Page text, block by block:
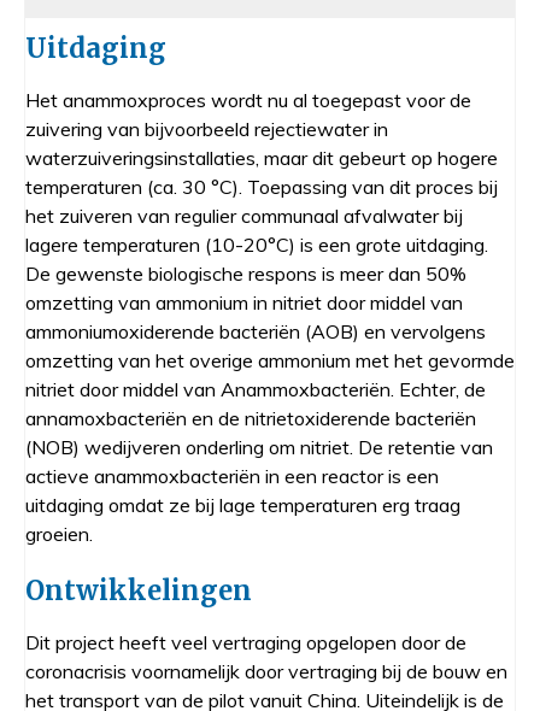
Uitdaging
Het anammoxproces wordt nu al toegepast voor de
zuivering van bijvoorbeeld rejectiewater in
waterzuiveringsinstallaties, maar dit gebeurt op hogere
temperaturen (ca. 30 °C). Toepassing van dit proces bij
het zuiveren van regulier communaal afvalwater bij
lagere temperaturen (10-20°C) is een grote uitdaging.
De gewenste biologische respons is meer dan 50%
omzetting van ammonium in nitriet door middel van
ammoniumoxiderende bacteriën (AOB) en vervolgens
omzetting van het overige ammonium met het gevormde
nitriet door middel van Anammoxbacteriën. Echter, de
annamoxbacteriën en de nitrietoxiderende bacteriën
(NOB) wedijveren onderling om nitriet. De retentie van
actieve anammoxbacteriën in een reactor is een
uitdaging omdat ze bij lage temperaturen erg traag
groeien.
Ontwikkelingen
Dit project heeft veel vertraging opgelopen door de
coronacrisis voornamelijk door vertraging bij de bouw en
het transport van de pilot vanuit China. Uiteindelijk is de